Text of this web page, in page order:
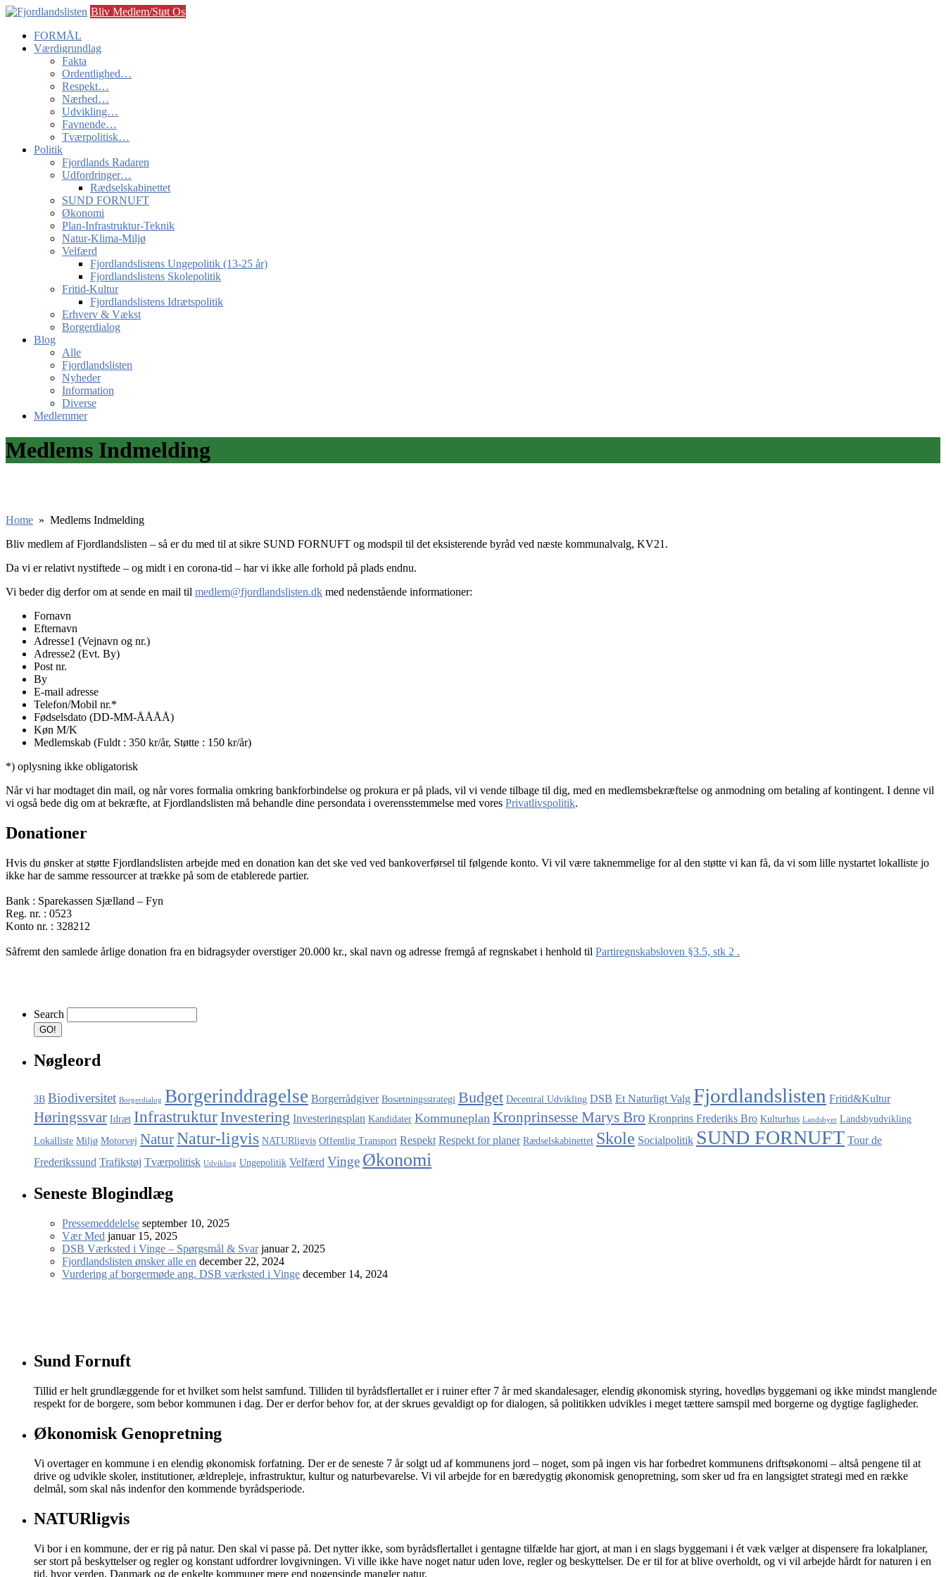
Bliv Medlem/Støt Os
FORMÅL
Værdigrundlag
Fakta
Ordentlighed…
Respekt…
Nærhed…
Udvikling…
Favnende…
Tværpolitisk…
Politik
Fjordlands Radaren
Udfordringer…
Rædselskabinettet
SUND FORNUFT
Økonomi
Plan-Infrastruktur-Teknik
Natur-Klima-Miljø
Velfærd
Fjordlandslistens Ungepolitik (13-25 år)
Fjordlandslistens Skolepolitik
Fritid-Kultur
Fjordlandslistens Idrætspolitik
Erhverv & Vækst
Borgerdialog
Blog
Alle
Fjordlandslisten
Nyheder
Information
Diverse
Medlemmer
Medlems Indmelding
Home » Medlems Indmelding
Bliv medlem af Fjordlandslisten – så er du med til at sikre SUND FORNUFT og modspil til det eksisterende byråd ved næste kommunalvalg, KV21.
Da vi er relativt nystiftede – og midt i en corona-tid – har vi ikke alle forhold på plads endnu.
Vi beder dig derfor om at sende en mail til medlem@fjordlandslisten.dk med nedenstående informationer:
Fornavn
Efternavn
Adresse1 (Vejnavn og nr.)
Adresse2 (Evt. By)
Post nr.
By
E-mail adresse
Telefon/Mobil nr.*
Fødselsdato (DD-MM-ÅÅÅÅ)
Køn M/K
Medlemskab (Fuldt : 350 kr/år, Støtte : 150 kr/år)
*) oplysning ikke obligatorisk
Når vi har modtaget din mail, og når vores formalia omkring bankforbindelse og prokura er på plads, vil vi vende tilbage til dig, med en medlemsbekræftelse og anmodning om betaling af kontingent. I denne vil
vi også bede dig om at bekræfte, at Fjordlandslisten må behandle dine persondata i overensstemmelse med vores Privatlivspolitik.
Donationer
Hvis du ønsker at støtte Fjordlandslisten arbejde med en donation kan det ske ved ved bankoverførsel til følgende konto. Vi vil være taknemmelige for al den støtte vi kan få, da vi som lille nystartet lokalliste jo
ikke har de samme ressourcer at trække på som de etablerede partier.
Bank : Sparekassen Sjælland – Fyn
Reg. nr. : 0523
Konto nr. : 328212
Såfremt den samlede årlige donation fra en bidragsyder overstiger 20.000 kr., skal navn og adresse fremgå af regnskabet i henhold til Partiregnskabsloven §3.5, stk 2 .
Search
Nøgleord
3B Biodiversitet Borgerdialog Borgerinddragelse Borgerrådgiver Bosætningsstrategi Budget Decentral Udvikling DSB Et Naturligt Valg Fjordlandslisten Fritid&Kultur
Høringssvar Idræt Infrastruktur Investering Investeringsplan Kandidater Kommuneplan Kronprinsesse Marys Bro Kronprins Frederiks Bro Kulturhus Landsbyer Landsbyudvikling
Lokalliste Miljø Motorvej NaturNatur-ligvis NATURligvis Offentlig Transport Respekt Respekt for planer Rædselskabinettet Skole Socialpolitik SUND FORNUFT Tour de
Frederikssund Trafikstøj Tværpolitisk Udvikling Ungepolitik Velfærd Vinge Økonomi
Seneste Blogindlæg
Pressemeddelelse september 10, 2025
Vær Med januar 15, 2025
DSB Værksted i Vinge – Spørgsmål & Svar januar 2, 2025
Fjordlandslisten ønsker alle en december 22, 2024
Vurdering af borgermøde ang. DSB værksted i Vinge december 14, 2024
Sund Fornuft
Tillid er helt grundlæggende for et hvilket som helst samfund. Tilliden til byrådsflertallet er i ruiner efter 7 år med skandalesager, elendig økonomisk styring, hovedløs byggemani og ikke mindst manglende
respekt for de borgere, som bebor kommunen i dag. Der er derfor behov for, at der skrues gevaldigt op for dialogen, så politikken udvikles i meget tættere samspil med borgerne og dygtige fagligheder.
Økonomisk Genopretning
Vi overtager en kommune i en elendig økonomisk forfatning. Der er de seneste 7 år solgt ud af kommunens jord – noget, som på ingen vis har forbedret kommunens driftsøkonomi – altså pengene til at
drive og udvikle skoler, institutioner, ældrepleje, infrastruktur, kultur og naturbevarelse. Vi vil arbejde for en bæredygtig økonomisk genopretning, som sker ud fra en langsigtet strategi med en række
delmål, som skal nås indenfor den kommende byrådsperiode.
NATURligvis
Vi bor i en kommune, der er rig på natur. Den skal vi passe på. Det nytter ikke, som byrådsflertallet i gentagne tilfælde har gjort, at man i en slags byggemani i ét væk vælger at dispensere fra lokalplaner,
ser stort på beskyttelser og regler og konstant udfordrer lovgivningen. Vi ville ikke have noget natur uden love, regler og beskyttelser. De er til for at blive overholdt, og vi vil arbejde hårdt for naturen i en
tid, hvor verden, Danmark og de enkelte kommuner mere end nogensinde mangler natur.